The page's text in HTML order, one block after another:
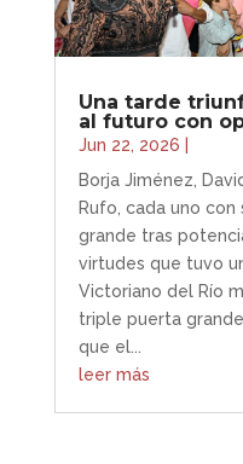
Una tarde
al futuro con
Jun 22, 2026
Borja Jiménez,
Rufo, cada uno
grande tras
virtudes que tuvo
Victoriano del Río
triple puerta
que el...
leer más